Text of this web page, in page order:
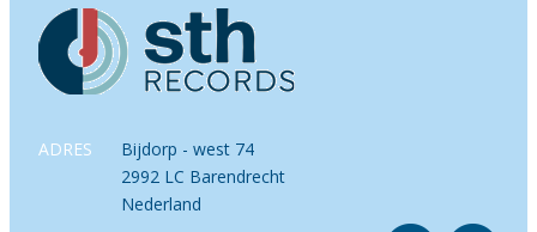
ADRES
Bijdorp - west 74
2992 LC Barendrecht
Nederland